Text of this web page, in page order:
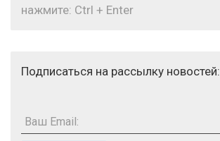
нажмите: Ctrl + Enter
Подписаться на рассылку новостей:
Ваш Email: